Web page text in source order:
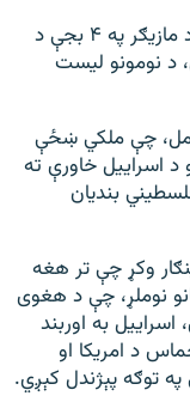
ټاکل شوې وه چې حماس د شنبې په ورځ د مازیګر په ۴ بجې د
د نومونو لیست
چې ملکي ښځې
او د اسراییل خاورې ته
به له ۹۰ زیات فلسطیني بندیان
وکړ چې تر هغه
نوملړ، چې د هغوی
به اوربند
د امریکا او
توګه پېژندل کېږي.